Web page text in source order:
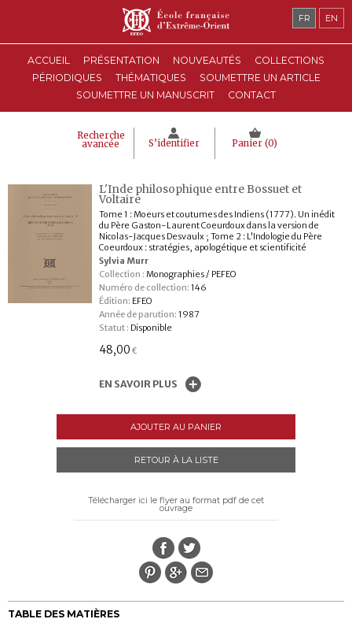
ACCUEIL PRÉSENTATION NOUVEAUTÉS
COLLECTIONS
PÉRIODIQUES
THÉMATIQUES
SOUMETTRE UN ARTICLE
SOUMETTRE UN MANUSCRIT
CONTACT
Recherche
avancée S’identifier Panier (0)
FR EN
L'Inde philosophique entre Bossuet et
Voltaire
Tome 1 : Moeurs et coutumes des Indiens (1777). Un inédit
du Père Gaston-Laurent Coeurdoux dans la version de
Nicolas-Jacques Desvaulx ; Tome 2 : L'Indologie du Père
Coeurdoux : stratégies, apologétique et scientificité
Sylvia Murr
Collection : Monographies / PEFEO
Numéro de collection: 146
Édition: EFEO
Année de parution: 1987
Statut : Disponible
48,00 €
EN SAVOIR PLUS
AJOUTER AU PANIER
RETOUR À LA LISTE
Télécharger ici le flyer au format pdf de cet
ouvrage
TABLE DES MATIÈRES